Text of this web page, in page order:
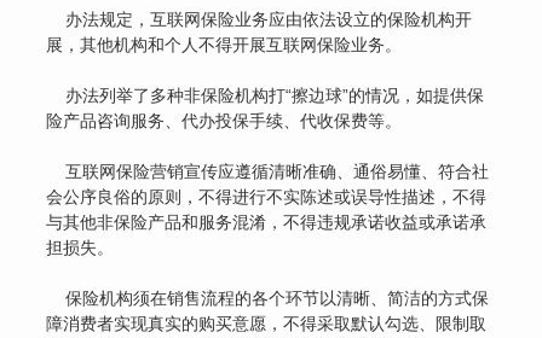
办法规定，互联网保险业务应由依法设立的保险机构开
展，其他机构和个人不得开展互联网保险业务。
办法列举了多种非保险机构打“擦边球”的情况，如提供保
险产品咨询服务、代办投保手续、代收保费等。
互联网保险营销宣传应遵循清晰准确、通俗易懂、符合社
会公序良俗的原则，不得进行不实陈述或误导性描述，不得
与其他非保险产品和服务混淆，不得违规承诺收益或承诺承
担损失。
保险机构须在销售流程的各个环节以清晰、简洁的方式保
障消费者实现真实的购买意愿，不得采取默认勾选、限制取